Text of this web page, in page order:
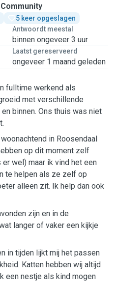
5 keer opgeslagen
Antwoordt meestal
binnen ongeveer 3 uur
Laatst gereserveerd
ongeveer 1 maand geleden
fulltime werkend als
met verschillende
binnen. Ons thuis was niet
in Roosendaal
op dit moment zelf
wel) maar ik vind het een
te helpen als ze zelf op
alleen zit. Ik help dan ook
zijn en in de
langer of vaker een kijkje
in tijden lijkt mij het passen
Katten hebben wij altijd
een nestje als kind mogen